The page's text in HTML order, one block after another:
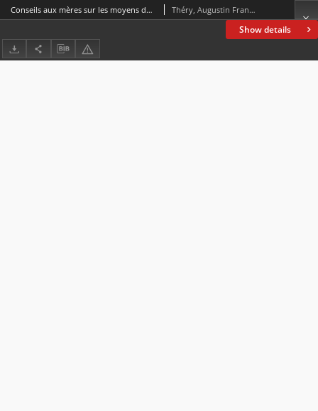
Show details
Conseils aux mères sur les moyens de diriger et d'instruire leurs filles a l'usage des mères, des institutrices et des maitresses de pension Théry, Augustin François (1796-1878)